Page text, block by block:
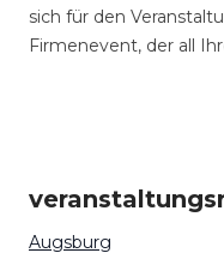
sich für den
Firmenevent, der all
Augsburg